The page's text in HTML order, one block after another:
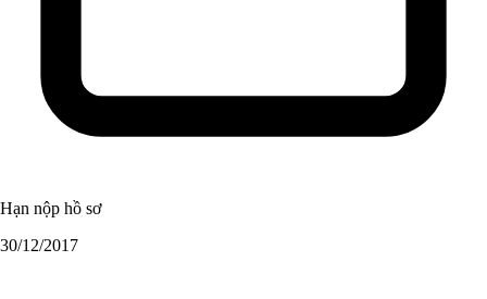
Hạn nộp hồ sơ
30/12/2017